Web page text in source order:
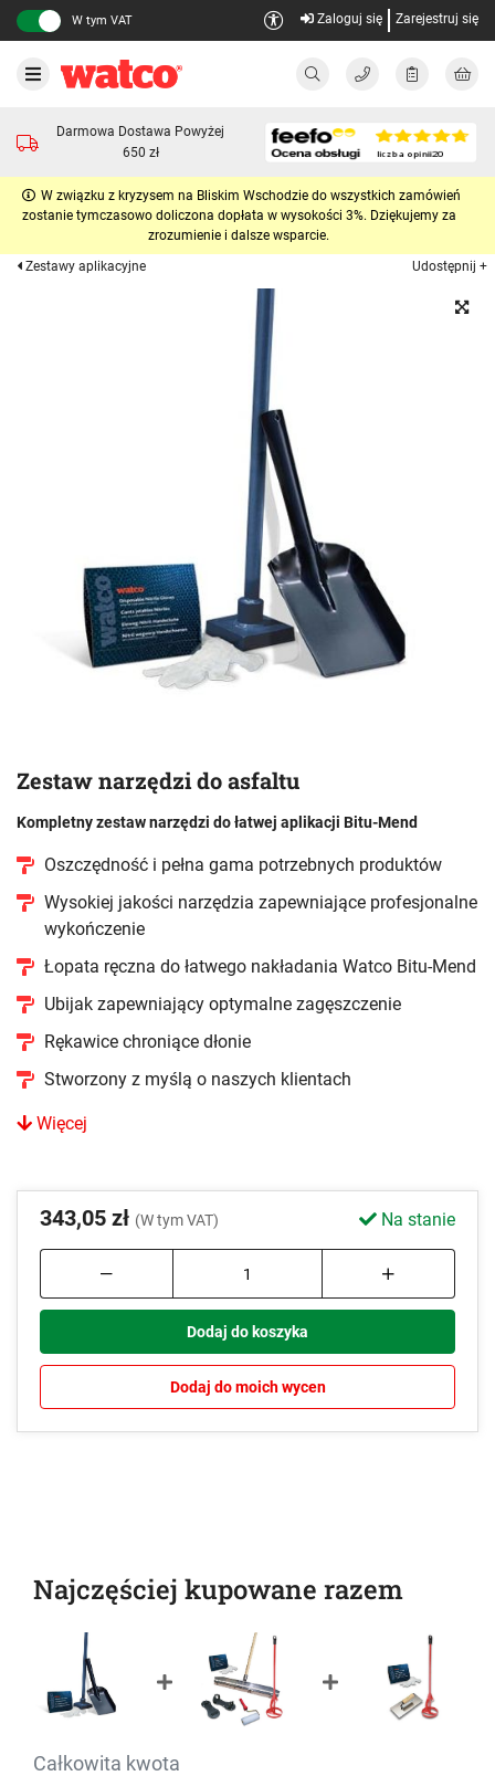
W tym VAT Zaloguj się Zarejestruj się
Darmowa Dostawa Powyżej
650 zł
W związku z kryzysem na Bliskim Wschodzie do wszystkich zamówień
zostanie tymczasowo doliczona dopłata w wysokości 3%. Dziękujemy za
zrozumienie i dalsze wsparcie.
Zestawy aplikacyjne
Udostępnij +
Zestaw narzędzi do asfaltu
Kompletny zestaw narzędzi do łatwej aplikacji Bitu-Mend
Oszczędność i pełna gama potrzebnych produktów
Wysokiej jakości narzędzia zapewniające profesjonalne
wykończenie
Łopata ręczna do łatwego nakładania Watco Bitu-Mend
Ubijak zapewniający optymalne zagęszczenie
Rękawice chroniące dłonie
Stworzony z myślą o naszych klientach
Więcej
343,05 zł (W tym VAT) Na stanie
Dodaj do koszyka
Dodaj do moich wycen
Najczęściej kupowane razem
Całkowita kwota